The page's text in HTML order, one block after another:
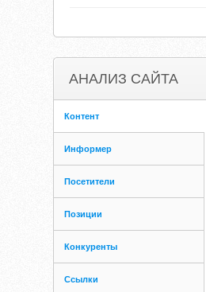
АНАЛИЗ САЙТА
Контент
Информер
Посетители
Позиции
Конкуренты
Ссылки